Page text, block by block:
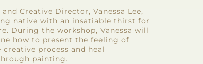
Creative Director, Vanessa Lee,
native with an insatiable thirst for
During the workshop, Vanessa will
how to present the feeling of
process and heal
painting.